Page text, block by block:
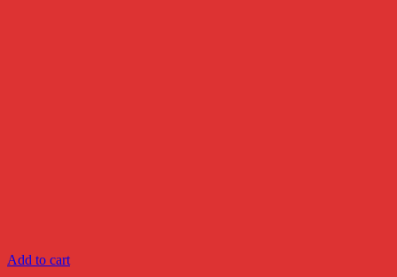
Add to cart